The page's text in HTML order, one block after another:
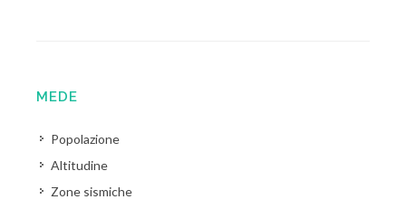
MEDE
Popolazione
Altitudine
Zone sismiche